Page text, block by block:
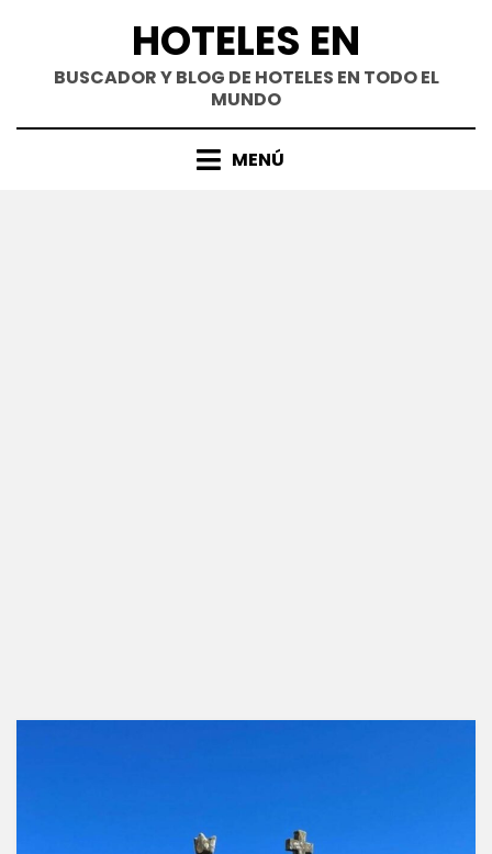
contenido
HOTELES EN
BUSCADOR Y BLOG DE HOTELES EN TODO EL
MUNDO
MENÚ